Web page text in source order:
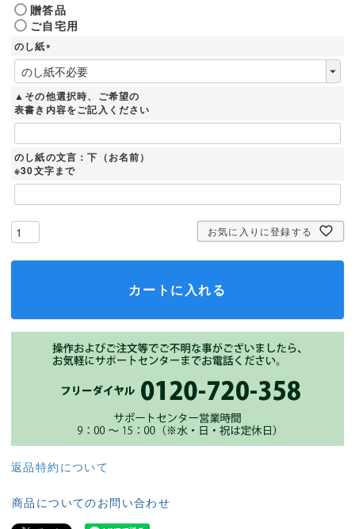
必
須
贈答品
ご自宅用
のし紙
(
必
須
)
▲その他選択時、ご希望の
表書き内容をご記入ください
のし紙の文言：下（お名前）
※30文字まで
お気に入りに登録する
カートに入れる
返品特約について
商品についてのお問い合わせ